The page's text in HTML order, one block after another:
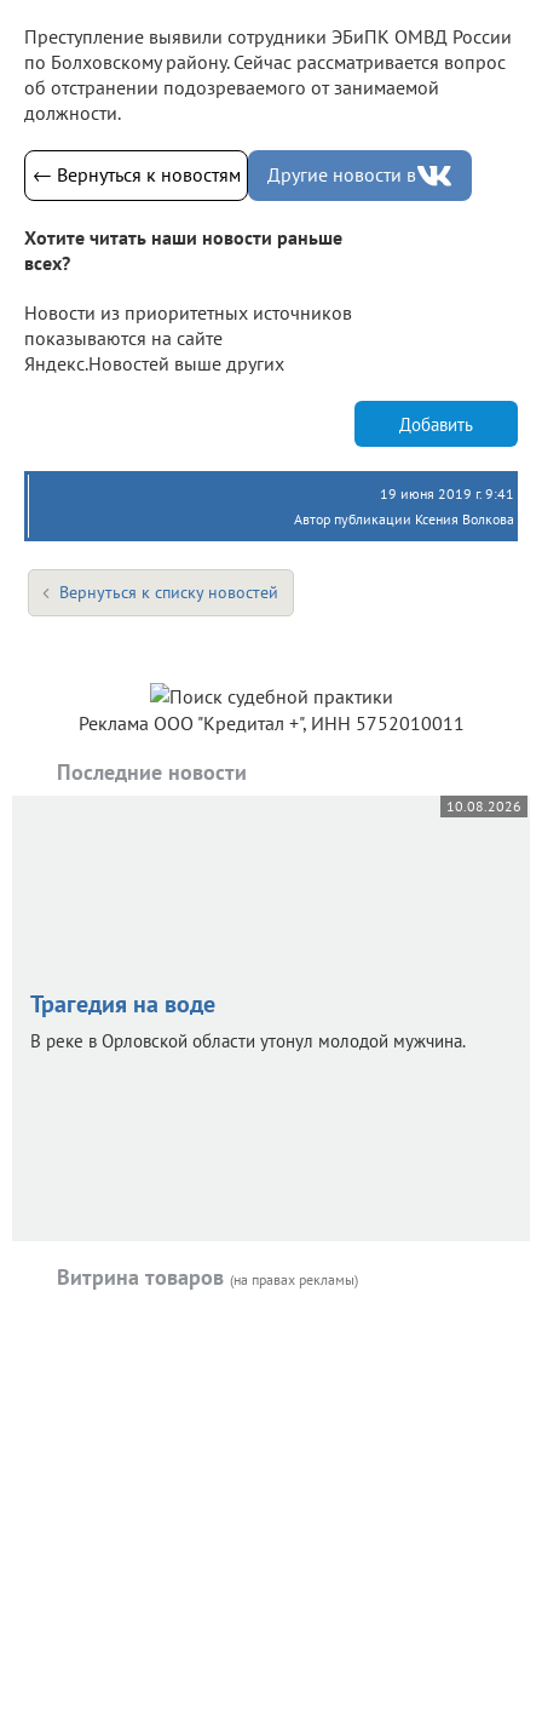
Преступление выявили сотрудники ЭБиПК ОМВД России
по Болховскому району. Сейчас рассматривается вопрос
об отстранении подозреваемого от занимаемой
должности.
← Вернуться к новостям Другие новости в
Хотите читать наши новости раньше
всех?
Новости из приоритетных источников
показываются на сайте
Яндекс.Новостей выше других
Добавить
19 июня 2019 г. 9:41
Автор публикации Ксения Волкова
Вернуться к списку новостей
Реклама ООО "Кредитал +", ИНН 5752010011
Последние новости
10.08.2026
Трагедия на воде
В реке в Орловской области утонул молодой мужчина.
Витрина товаров (на правах рекламы)